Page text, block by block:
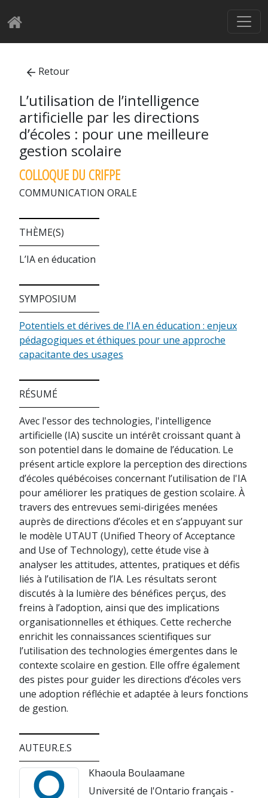
Retour
L’utilisation de l’intelligence
artificielle par les directions
d’écoles : pour une meilleure
gestion scolaire
COLLOQUE DU CRIFPE
COMMUNICATION ORALE
THÈME(S)
L’IA en éducation
SYMPOSIUM
Potentiels et dérives de l'IA en éducation : enjeux
pédagogiques et éthiques pour une approche
capacitante des usages
RÉSUMÉ
Avec l'essor des technologies, l'intelligence
artificielle (IA) suscite un intérêt croissant quant à
son potentiel dans le domaine de l’éducation. Le
présent article explore la perception des directions
d’écoles québécoises concernant l’utilisation de l'IA
pour améliorer les pratiques de gestion scolaire. À
travers des entrevues semi-dirigées menées
auprès de directions d’écoles et en s’appuyant sur
le modèle UTAUT (Unified Theory of Acceptance
and Use of Technology), cette étude vise à
analyser les attitudes, attentes, pratiques et défis
liés à l’utilisation de l’IA. Les résultats seront
discutés à la lumière des bénéfices perçus, des
freins à l’adoption, ainsi que des implications
organisationnelles et éthiques. Cette recherche
enrichit les connaissances scientifiques sur
l’utilisation des technologies émergentes dans le
contexte scolaire en gestion. Elle offre également
des pistes pour guider les directions d’écoles vers
une adoption réfléchie et adaptée à leurs fonctions
de gestion.
AUTEUR.E.S
Khaoula Boulaamane
Université de l'Ontario français -